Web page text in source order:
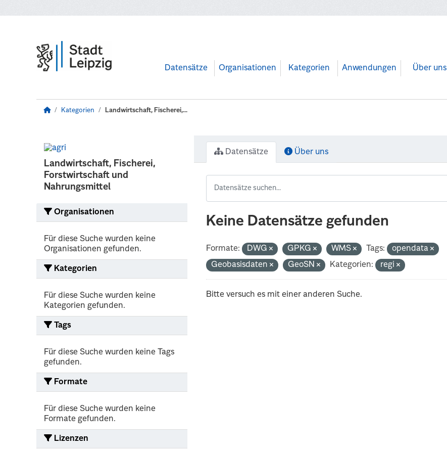
Datensätze Organisationen Kategorien Anwendungen Über uns
Kategorien Landwirtschaft, Fischerei,...
Landwirtschaft, Fischerei,
Forstwirtschaft und
Nahrungsmittel
Organisationen
Für diese Suche wurden keine
Organisationen gefunden.
Kategorien
Für diese Suche wurden keine
Kategorien gefunden.
Tags
Für diese Suche wurden keine Tags
gefunden.
Formate
Für diese Suche wurden keine
Formate gefunden.
Lizenzen
Datensätze Über uns
Keine Datensätze gefunden
Formate: DWG GPKG WMS Tags:
opendata
Geobasisdaten
GeoSN Kategorien: regi
Bitte versuch es mit einer anderen Suche.